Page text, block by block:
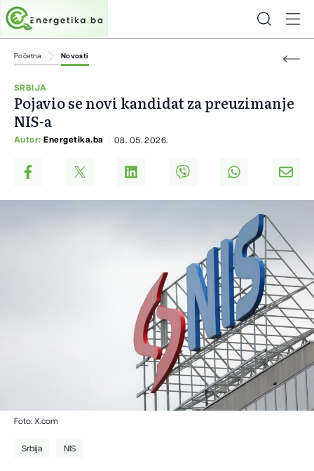
Početna Novosti
SRBIJA
Pojavio se novi kandidat za preuzimanje
NIS-a
Autor: Energetika.ba 08. 05. 2026.
Foto: X.com
Srbija NIS